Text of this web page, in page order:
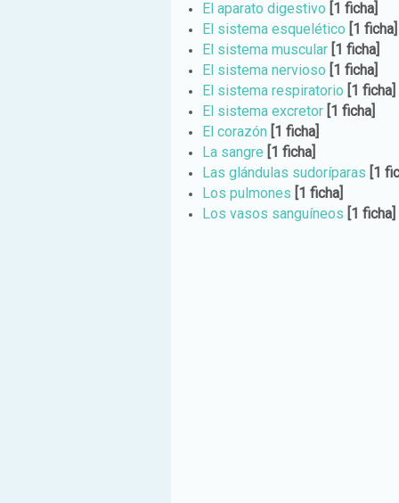
El aparato digestivo [1 ficha]
El sistema esquelético [1 ficha]
El sistema muscular [1 ficha]
El sistema nervioso [1 ficha]
El sistema respiratorio [1 ficha]
El sistema excretor [1 ficha]
El corazón [1 ficha]
La sangre [1 ficha]
Las glándulas sudoríparas [1
Los pulmones [1 ficha]
Los vasos sanguíneos [1 ficha]